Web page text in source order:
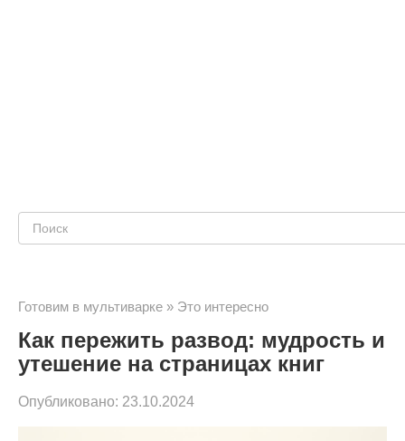
Поиск:
Готовим в мультиварке » Это интересно
Как пережить развод: мудрость и
утешение на страницах книг
Опубликовано: 23.10.2024